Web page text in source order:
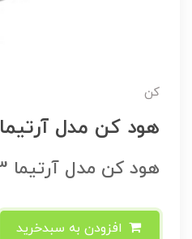
کن
هود کن مدل آرتیما 3
هود کن مدل آرتیما 3